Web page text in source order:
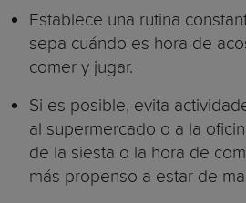
Establece una rutina
sepa cuándo es hora de
comer y jugar.
Si es posible, evita
al supermercado o a la
de la siesta o la hora de
más propenso a estar de